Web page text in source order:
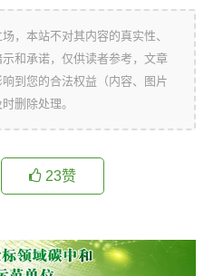
，本站不对其内容的真实性、
和承诺，仅供读者参考，文章
到您的合法权益（内容、图片
删除处理。
23赞